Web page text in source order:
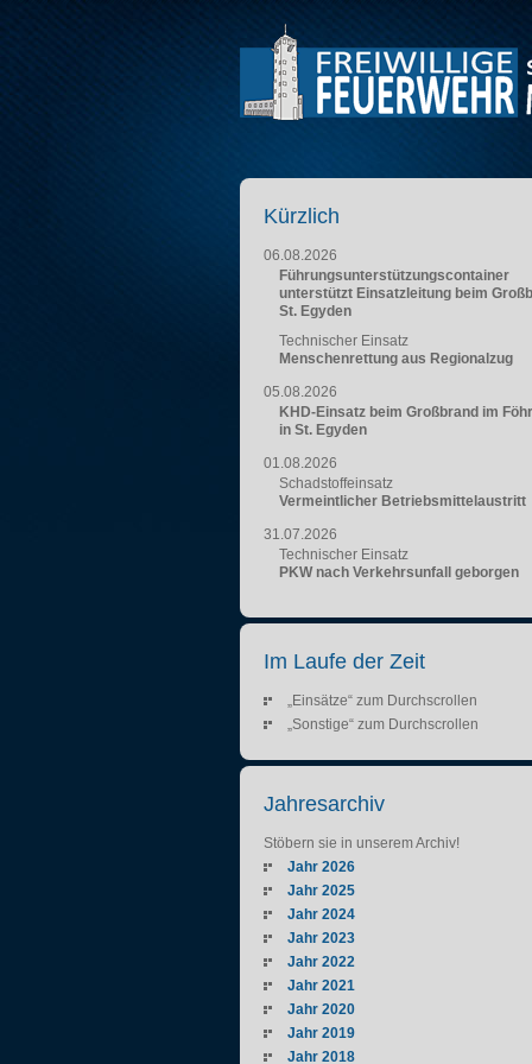
Kürzlich
06.08.2026
Führungsunterstützungscontainer
unterstützt Einsatzleitung beim
St. Egyden
Technischer Einsatz
Menschenrettung aus Regionalzug
05.08.2026
KHD-Einsatz beim Großbrand im
in St. Egyden
01.08.2026
Schadstoffeinsatz
Vermeintlicher Betriebsmittelaustritt
31.07.2026
Technischer Einsatz
PKW nach Verkehrsunfall geborgen
Im Laufe der Zeit
„Einsätze“ zum Durchscrollen
„Sonstige“ zum Durchscrollen
Jahresarchiv
Stöbern sie in unserem Archiv!
Jahr 2026
Jahr 2025
Jahr 2024
Jahr 2023
Jahr 2022
Jahr 2021
Jahr 2020
Jahr 2019
Jahr 2018